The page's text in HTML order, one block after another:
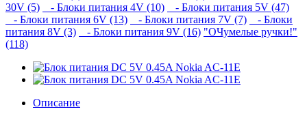
30V (5)
- Блоки питания 4V (10)
- Блоки питания 5V (47)
- Блоки питания 6V (13)
- Блоки питания 7V (7)
- Блоки
питания 8V (3)
- Блоки питания 9V (16) "ОЧумелые ручки!"
(118)
Описание